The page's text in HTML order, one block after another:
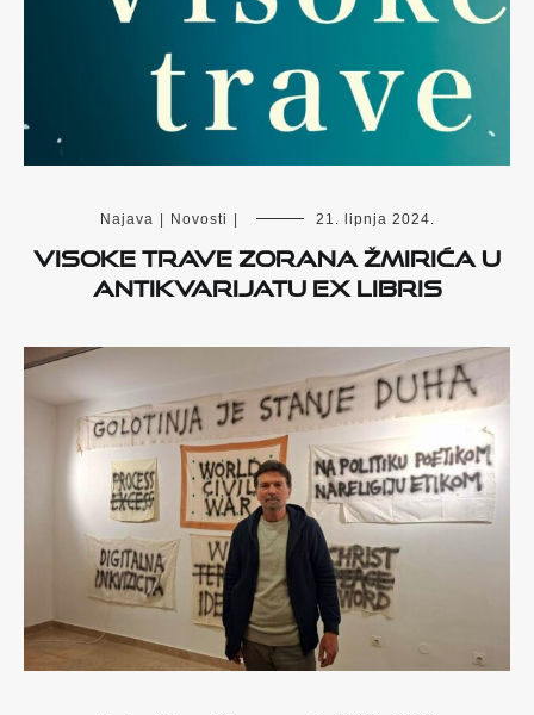
Najava Novosti 21. lipnja 2024.
Visoke trave Zorana Žmirića u
antikvarijatu Ex Libris